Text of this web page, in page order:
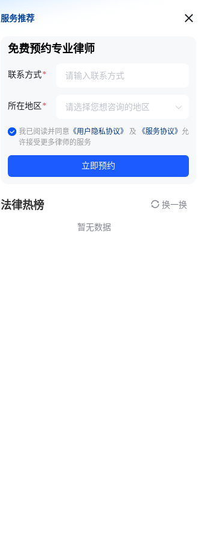
服务推荐
服务推荐
免费预约专业律师
联系方式
所在地区
我已阅读并同意 《用户隐私协议》 及 《服务协议》 允
许接受更多律师的服务
立即预约
法律热榜 换一换
暂无数据